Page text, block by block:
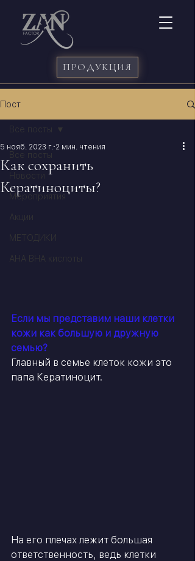
ПРОДУКЦИЯ
Пост
Все посты
Новости
Мероприятия
Акции
МЕТОДИКИ
АНА BHA кислоты
Все посты
Как сохранить
Кератиноциты?
5 нояб. 2023 г. 2 мин. чтения
Если мы представим наши клетки
кожи как большую и дружную
семью?
Главный в семье клеток кожи это
папа Кератиноцит.
На его плечах лежит большая
ответственность, ведь клетки